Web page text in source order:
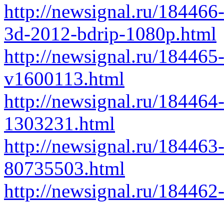
http://newsignal.ru/
3d-2012-bdrip-1080p.html
http://newsignal.ru/
v1600113.html
http://newsignal.ru/
1303231.html
http://newsignal.ru/
80735503.html
http://newsignal.ru/